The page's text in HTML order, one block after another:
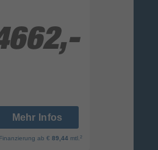
Mehr Infos
Finanzierung ab € 89,44mtl. 2